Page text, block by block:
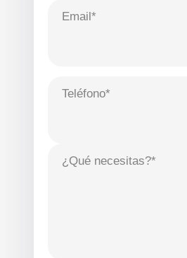
Email*
Teléfono*
¿Qué necesitas?*